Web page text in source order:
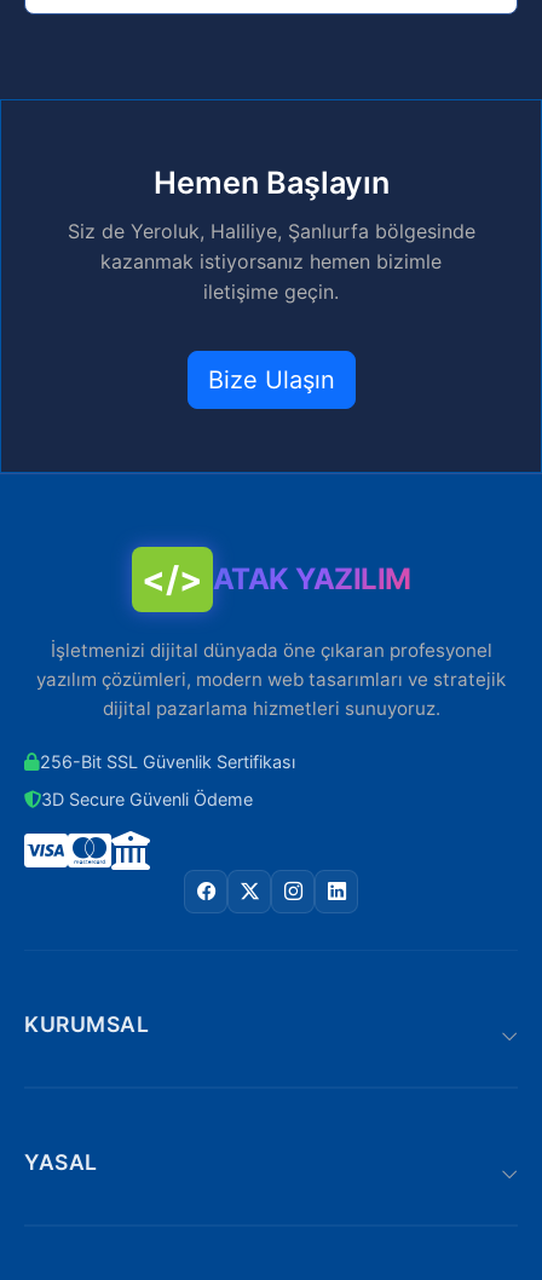
Hemen Başlayın
Siz de Yeroluk, Haliliye, Şanlıurfa bölgesinde
kazanmak istiyorsanız hemen bizimle
iletişime geçin.
Bize Ulaşın
</> ATAK YAZILIM
İşletmenizi dijital dünyada öne çıkaran profesyonel
yazılım çözümleri, modern web tasarımları ve stratejik
dijital pazarlama hizmetleri sunuyoruz.
256-Bit SSL Güvenlik Sertifikası
3D Secure Güvenli Ödeme
KURUMSAL
YASAL